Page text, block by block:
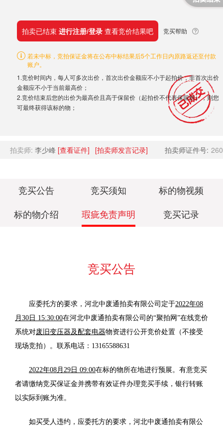
拍卖已结束 进行注册/登录 查看竞价结果吧 竞买帮助
若未中标，竞拍保证金将在公布中标结果后5个工作日内原路返还至付款
账户。
1.竞价时间内，每人可多次出价，首次出价金额应不小于起拍价，非首次出价
金额应不小于当前最高价；
2.竞价结束后您的出价为最高价且高于保留价（起拍价不代表保留价），则您
可最终获得该标的物；
拍卖师: 李少峰 [查看证件] [拍卖师发言记录] 拍卖师证件号:
竞买公告 竞买须知 标的物视频
标的物介绍 瑕疵免责声明 竞买记录
竞买公告
应委托方的要求 ， 河北中废通拍卖有限公司 定于2022年08
月30日 15:30:00在河北中废通拍卖有限公司 的“聚拍网”在线竞价
系统对废旧变压器及配套电器物资进行公开竞价处置（不接受
现场竞拍）。联系电话： 13165588631
2022年08月29日 09:00在标的物所在地进行预展。有意竞买
者请缴纳竞买保证金并携带有效证件办理竞买手续，银行转账
以实际到账为准。
如买受人违约，应委托方的要求，河北中废通拍卖有限公